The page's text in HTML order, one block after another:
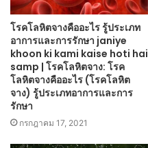
โรคโลหิตจางคืออะไร รู้ประเภท
อาการและการรักษา janiye
khoon ki kami kaise hoti hai
samp | โรคโลหิตจาง: โรค
โลหิตจางคืออะไร (โรคโลหิต
จาง) รู้ประเภทอาการและการ
รักษา
กรกฎาคม 17, 2021